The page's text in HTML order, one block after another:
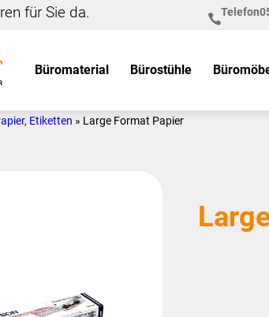
für Sie da. Telefon
Büromaterial Bürostühle
Etiketten » Large Format Papier